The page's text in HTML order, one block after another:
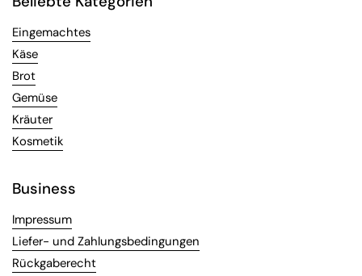
Eingemachtes
Käse
Brot
Gemüse
Kräuter
Kosmetik
Business
Impressum
Liefer- und Zahlungsbedingungen
Rückgaberecht